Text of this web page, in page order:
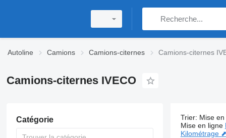
Autoline Camions Camions-citernes Camions-citernes
Camions-citernes IVECO
Catégorie
36
Trier: Mise
Mise en ligne
Kilométrage ⬈